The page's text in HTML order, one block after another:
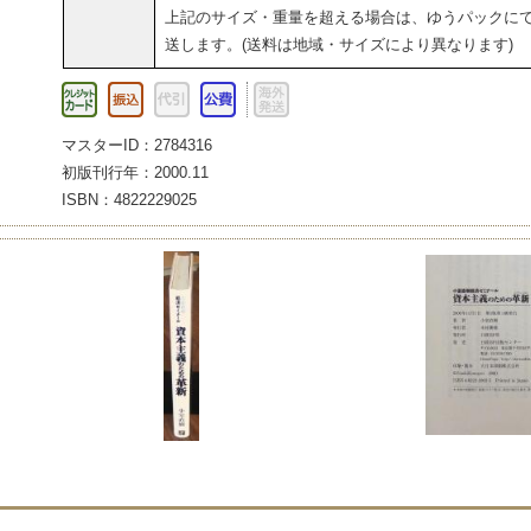
上記のサイズ・重量を超える場合は、ゆうパックに
送します。(送料は地域・サイズにより異なります)
マスターID：2784316
初版刊行年：2000.11
ISBN：4822229025